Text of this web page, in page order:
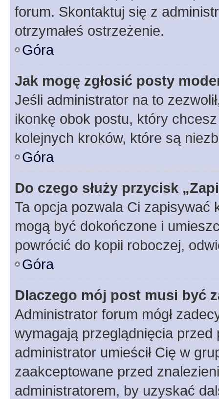
forum. Skontaktuj się z
otrzymałeś ostrzeżenie.
Góra
Jak mogę zgłosić posty
Jeśli administrator na to
ikonkę obok postu, który
kolejnych kroków, które są
Góra
Do czego służy przycisk
Ta opcja pozwala Ci zapisywać
mogą być dokończone i
powrócić do kopii roboczej,
Góra
Dlaczego mój post musi być
Administrator forum mógł
wymagają przeglądnięcia
administrator umieścił Cię w
zaakceptowane przed
administratorem, by uzyskać